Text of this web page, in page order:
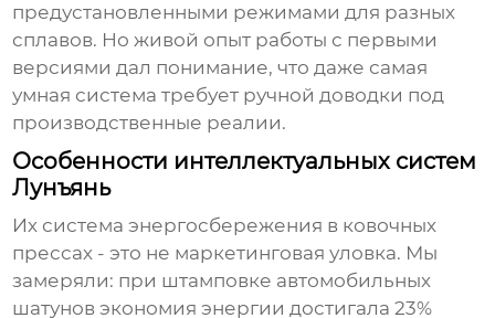
предустановленными режимами для разных
сплавов. Но живой опыт работы с первыми
версиями дал понимание, что даже самая
умная система требует ручной доводки под
производственные реалии.
Особенности интеллектуальных систем
Лунъянь
Их система энергосбережения в ковочных
прессах - это не маркетинговая уловка. Мы
замеряли: при штамповке автомобильных
шатунов экономия энергии достигала 23%